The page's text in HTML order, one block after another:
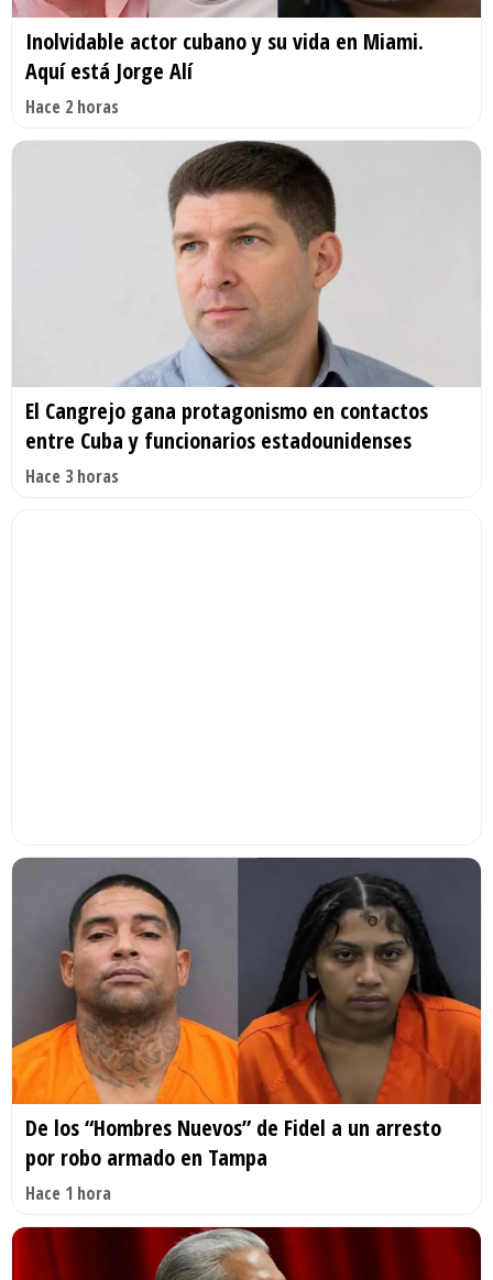
Inolvidable actor cubano y su vida en Miami.
Aquí está Jorge Alí
Hace 2 horas
El Cangrejo gana protagonismo en contactos
entre Cuba y funcionarios estadounidenses
Hace 3 horas
De los “Hombres Nuevos” de Fidel a un arresto
por robo armado en Tampa
Hace 1 hora